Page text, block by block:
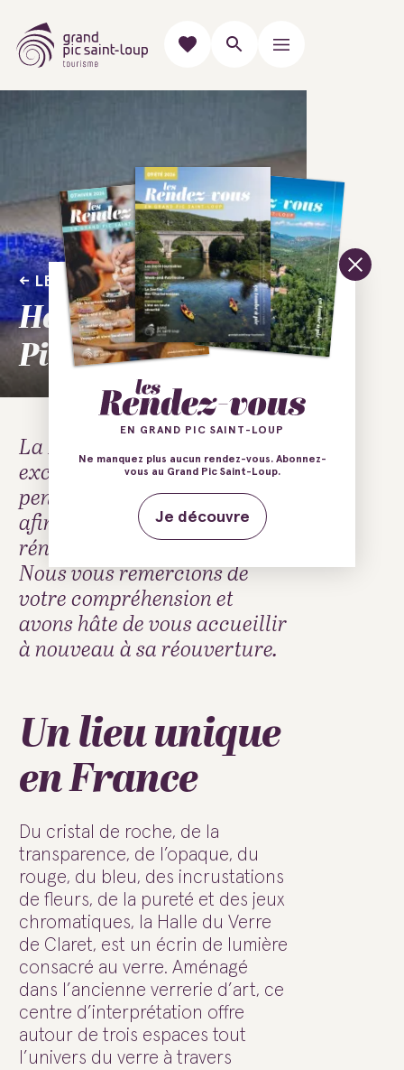
LES MUSÉES & EXPOSITIONS
Halle du verre -
Pic Saint-Loup
La Halle du Verre sera
exceptionnellement fermée
pendant toute l’année 2026
afin de permettre une
rénovation complète du site.
Nous vous remercions de
votre compréhension et
avons hâte de vous accueillir
à nouveau à sa réouverture.
Un lieu unique
en France
Du cristal de roche, de la
transparence, de l’opaque, du
rouge, du bleu, des incrustations
de fleurs, de la pureté et des jeux
chromatiques, la Halle du Verre
de Claret, est un écrin de lumière
consacré au verre. Aménagé
dans l’ancienne verrerie d’art, ce
centre d’interprétation offre
autour de trois espaces tout
l’univers du verre à travers
EN GRAND PIC SAINT-LOUP
Ne manquez plus aucun rendez-vous. Abonnez-
vous au Grand Pic Saint-Loup.
Je découvre